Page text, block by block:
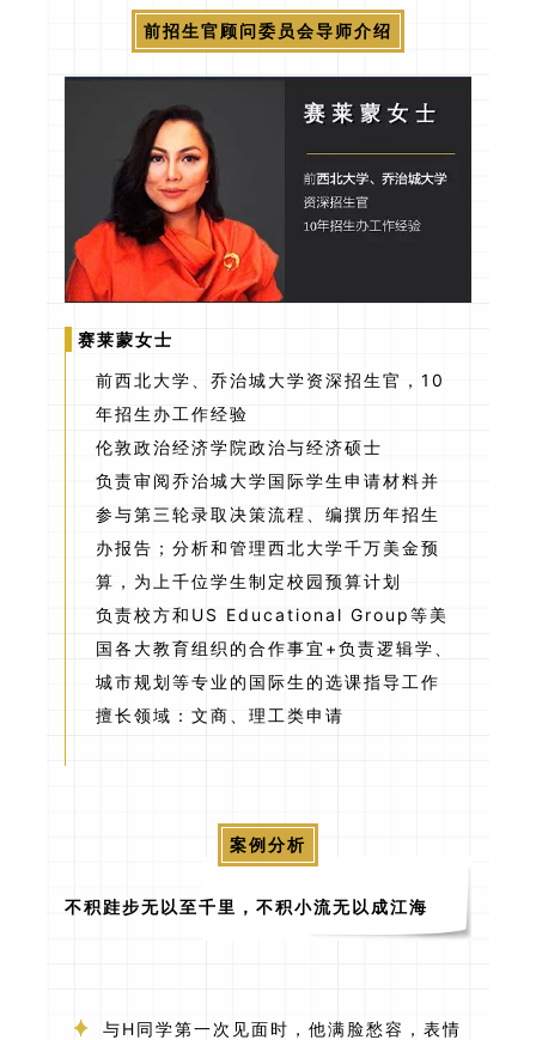
前招生官顾问委员会导师介绍
赛莱蒙女士
前西北大学、乔治城大学资深招生官，10
年招生办工作经验
伦敦政治经济学院政治与经济硕士
负责审阅乔治城大学国际学生申请材料并
参与第三轮录取决策流程、编撰历年招生
办报告；分析和管理西北大学千万美金预
算，为上千位学生制定校园预算计划
负责校方和US Educational Group等美
国各大教育组织的合作事宜+负责逻辑学、
城市规划等专业的国际生的选课指导工作
擅长领域：文商、理工类申请
案例分析
不积跬步无以至千里，不积小流无以成江海
与H同学第一次见面时，他满脸愁容，表情